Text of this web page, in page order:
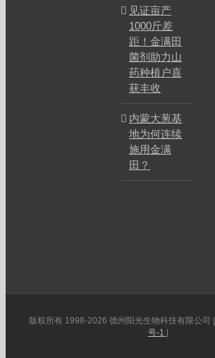
见证亩产
1000斤差
距！金满田
菌剂助力山
药种植户喜
获丰收
内蒙大葱基
地为何连续
施用金满
田？
版权所有 1998-2026 德州阳光生物科技有限公司 |
号-1 |